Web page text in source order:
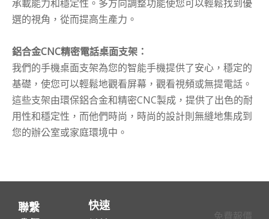
承載能力和穩定性。多方向調整功能使您可以輕鬆找到優
選的視角，從而提高生產力。
鋁合金CNC精密電話桌面支架：
我們的手機桌面支架為您的智能手機提供了安心，穩定的
基礎，使您可以輕鬆地觀看屏幕，觀看視頻或無提電話。
這些支架由環保鋁合金和精密CNC製成，提供了出色的耐
用性和穩定性，而他們時尚，時尚的設計則無縫地集成到
您的辦公室或家庭環境中。
我們的筆記本電腦支架旨在增強您的計算體驗的可移植
性。他們將筆記本電腦提升到舒適的工作高度，有助於改
善姿勢並減輕腰部和頸部勞累。由環保鋁合金和精密CNC
聯繫
快速
免費報價